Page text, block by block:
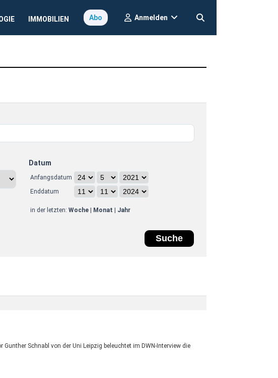
IMMOBILIEN Abo Anmelden
Datum
Anfangsdatum
Enddatum
in der letzten: Woche| Monat Jahr
Schnabl von der Uni Leipzig beleuchtet im DWN-Interview die